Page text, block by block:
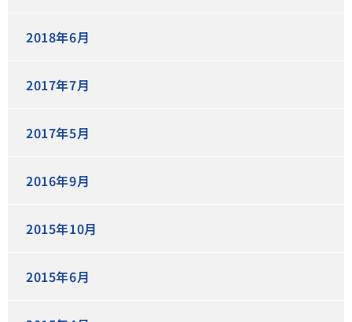
2018年6月
2017年7月
2017年5月
2016年9月
2015年10月
2015年6月